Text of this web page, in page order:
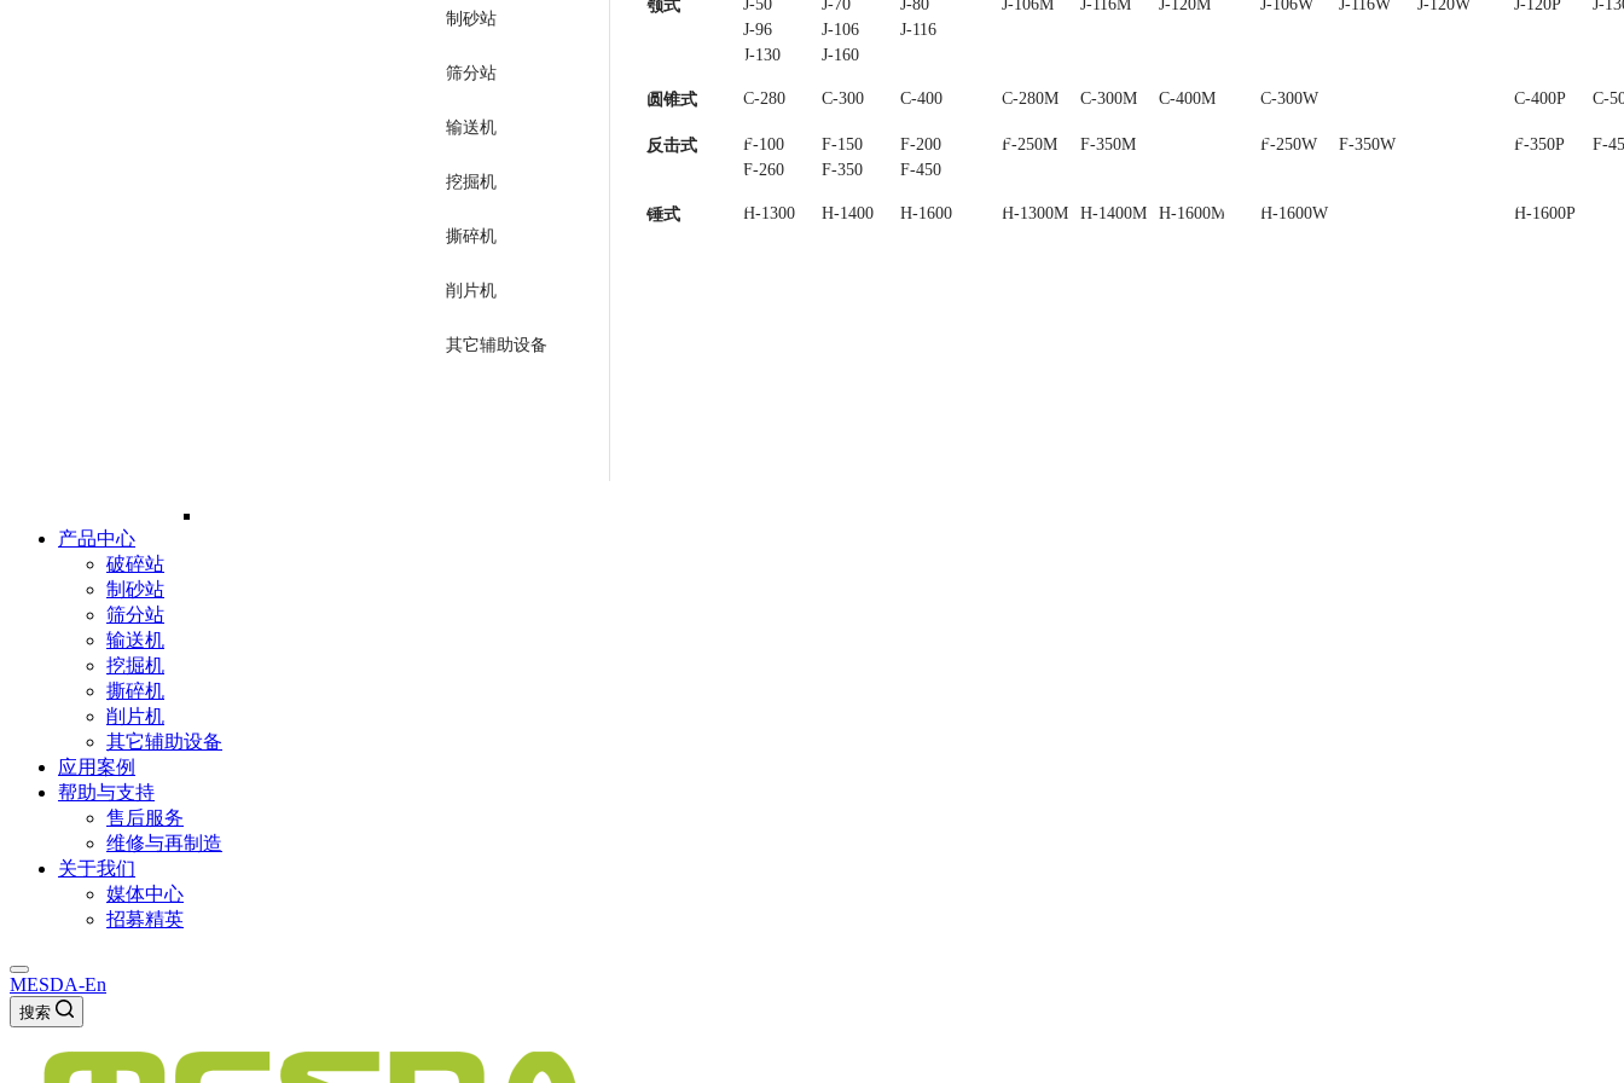
制砂站
筛分站
输送机
挖掘机
撕碎机
削片机
其它辅助设备
颚式 J-50 J-70 J-80
J-85
J-96
J-106 J-116
J-130
J-160
J-106M J-116M J-120M J-130M
J-106W J-116W J-120W J-120P J-
圆锥式 C-280 C-300 C-400 C-450
C-280M C-300M C-400M C-500M
C-300W C-400P C-
反击式 F-100 F-150 F-200
F-250
F-260
F-350 F-450
F-250M F-350M F-250W F-350W F-350P F-
锤式 H-1300 H-1400 H-1600 H-1300M H-1400M H-1600M H-1600W H-1600P
产品中心
破碎站
制砂站
筛分站
输送机
挖掘机
撕碎机
削片机
其它辅助设备
应用案例
帮助与支持
售后服务
维修与再制造
关于我们
媒体中心
招募精英
MESDA-En
搜索